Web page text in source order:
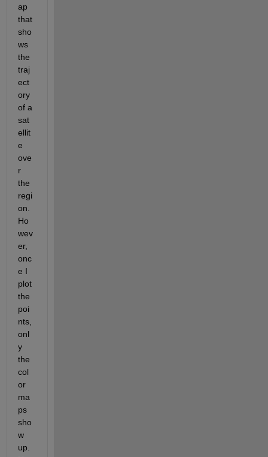
ap
that
sho
ws
the
traj
ect
ory
of a
sat
ellit
e
ove
r
the
regi
on.
Ho
wev
er,
onc
e I
plot
the
poi
nts,
onl
y
the
col
or
ma
ps
sho
w
up.